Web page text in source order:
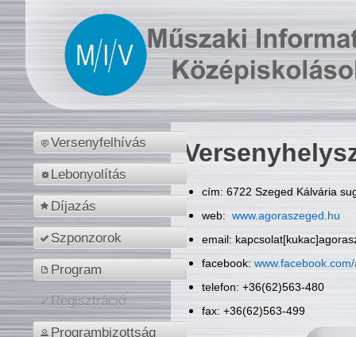
Versenyfelhívás
Lebonyolítás
Díjazás
Szponzorok
Program
Regisztráció
Programbizottság
cím: 6722 Szeged Kálvária
web: www.agoraszeged.hu
email:
facebook:
telefon: +36(62)563-480
fax: +36(62)563-499